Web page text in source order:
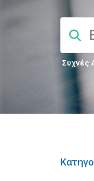
Συχνές